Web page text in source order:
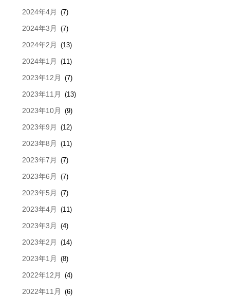
2024年4月 (7)
2024年3月 (7)
2024年2月 (13)
2024年1月 (11)
2023年12月 (7)
2023年11月 (13)
2023年10月 (9)
2023年9月 (12)
2023年8月 (11)
2023年7月 (7)
2023年6月 (7)
2023年5月 (7)
2023年4月 (11)
2023年3月 (4)
2023年2月 (14)
2023年1月 (8)
2022年12月 (4)
2022年11月 (6)